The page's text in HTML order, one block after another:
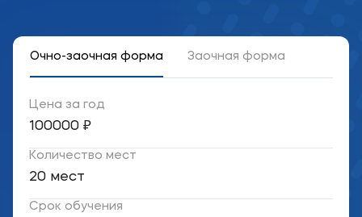
Выпускникам
Карьера
Очно-заочная форма Заочная форма
Цена за год
100000 ₽
Количество мест
20 мест
Срок обучения